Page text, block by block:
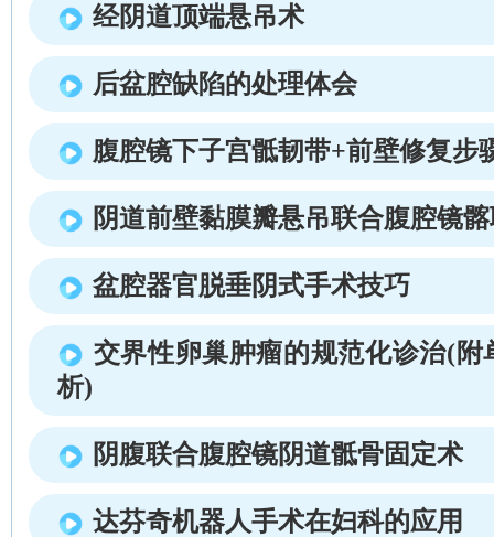
经阴道顶端悬吊术
后盆腔缺陷的处理体会
腹腔镜下子宫骶韧带+前壁修复步
阴道前壁黏膜瓣悬吊联合腹腔镜
盆腔器官脱垂阴式手术技巧
交界性卵巢肿瘤的规范化诊治(附
析)
阴腹联合腹腔镜阴道骶骨固定术
达芬奇机器人手术在妇科的应用